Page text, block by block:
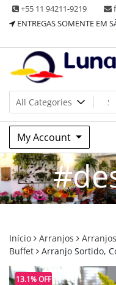
Skip +55 11 94211-9219
ENTREGAS SOMENTE EM
Floricultura
Mariana,
Decorações
Floricultura tradicional,
e muito mais
My Account
Início Arranjos
Buffet
Arranjo Sortido,
13.1% OFF